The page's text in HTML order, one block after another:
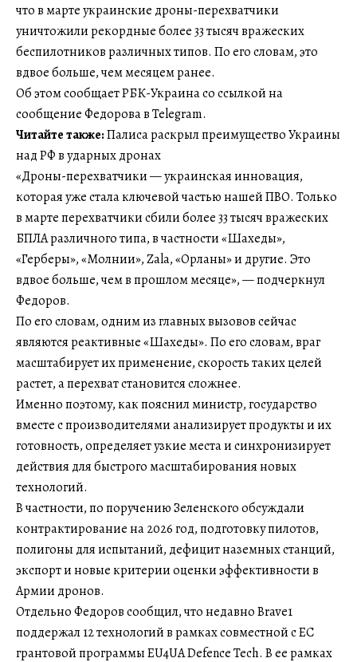
что в марте украинские дроны-перехватчики
уничтожили рекордные более 33 тысяч вражеских
беспилотников различных типов. По его словам, это
вдвое больше, чем месяцем ранее.
Об этом сообщает РБК-Украина со ссылкой на
сообщение Федорова в Telegram.
Читайте также:Палиса раскрыл преимущество Украины
над РФ в ударных дронах
«Дроны-перехватчики — украинская инновация,
которая уже стала ключевой частью нашей ПВО. Только
в марте перехватчики сбили более 33 тысяч вражеских
БПЛА различного типа, в частности «Шахеды»,
«Герберы», «Молнии», Zala, «Орланы» и другие. Это
вдвое больше, чем в прошлом месяце», — подчеркнул
Федоров.
По его словам, одним из главных вызовов сейчас
являются реактивные «Шахеды». По его словам, враг
масштабирует их применение, скорость таких целей
растет, а перехват становится сложнее.
Именно поэтому, как пояснил министр, государство
вместе с производителями анализирует продукты и их
готовность, определяет узкие места и синхронизирует
действия для быстрого масштабирования новых
технологий.
В частности, по поручению Зеленского обсуждали
контрактирование на 2026 год, подготовку пилотов,
полигоны для испытаний, дефицит наземных станций,
экспорт и новые критерии оценки эффективности в
Армии дронов.
Отдельно Федоров сообщил, что недавно Brave1
поддержал 12 технологий в рамках совместной с ЕС
грантовой программы EU4UA Defence Tech. В ее рамках